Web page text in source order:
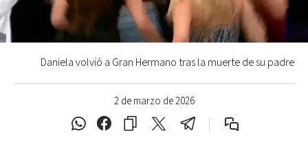
2 de marzo de 2026
Daniela volvió a Gran Hermano tras la muerte de su padre